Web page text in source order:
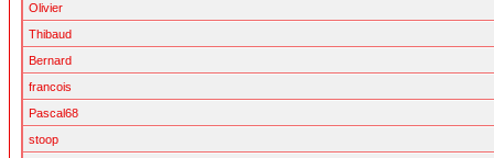
Olivier
Thibaud
Bernard
francois
Pascal68
stoop